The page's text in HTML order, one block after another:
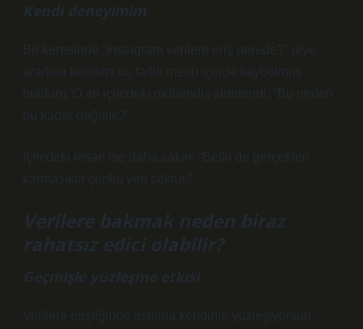
Kendi deneyimim
Bir keresinde “Instagram verilere eriş nerede?” diye
ararken kendimi üç farklı menü içinde kaybolmuş
buldum. O an içimdeki mühendis sinirlendi: “Bu neden
bu kadar dağınık?”
İçimdeki insan ise daha sakin: “Belki de gerçekten
karmaşıktır çünkü veri çoktur.”
Verilere bakmak neden biraz
rahatsız edici olabilir?
Geçmişle yüzleşme etkisi
Verilere eriştiğinde aslında kendinle yüzleşiyorsun.